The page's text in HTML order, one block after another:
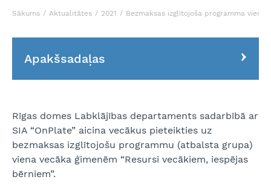
Sākums Aktualitātes 2021 Bezmaksas izglītojoša programma viena
Apakšsadaļas
Rīgas domes Labklājības departaments sadarbībā ar
SIA “OnPlate” aicina vecākus pieteikties uz
bezmaksas izglītojošu programmu (atbalsta grupa)
viena vecāka ģimenēm “Resursi vecākiem, iespējas
bērniem”.